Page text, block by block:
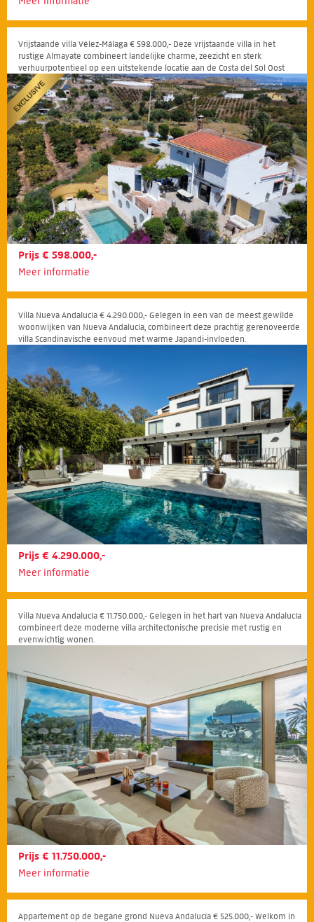
Vrijstaande villa Vélez-Málaga € 598.000,- Deze vrijstaande villa in het
rustige Almayate combineert landelijke charme, zeezicht en sterk
verhuurpotentieel op een uitstekende locatie aan de Costa del Sol Oost
Prijs € 598.000,-
Meer informatie
Villa Nueva Andalucía € 4.290.000,- Gelegen in een van de meest gewilde
woonwijken van Nueva Andalucía, combineert deze prachtig gerenoveerde
villa Scandinavische eenvoud met warme Japandi-invloeden.
Prijs € 4.290.000,-
Meer informatie
Villa Nueva Andalucía € 11.750.000,- Gelegen in het hart van Nueva Andalucía
combineert deze moderne villa architectonische precisie met rustig en
evenwichtig wonen.
Prijs € 11.750.000,-
Meer informatie
Appartement op de begane grond Nueva Andalucía € 525.000,- Welkom in